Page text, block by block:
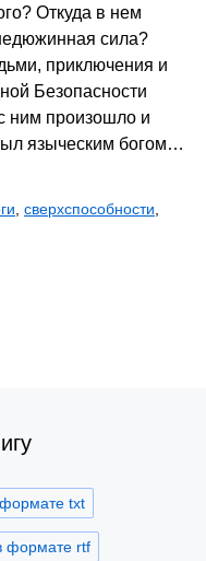
Откуда в нем
сила?
приключения и
Безопасности
ним произошло и
языческим богом…
сверхспособности
txt
формате rtf